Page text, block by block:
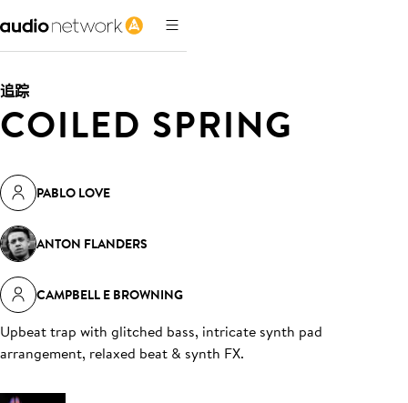
追踪
COILED SPRING
PABLO LOVE
ANTON FLANDERS
CAMPBELL E BROWNING
Upbeat trap with glitched bass, intricate synth pad
arrangement, relaxed beat & synth FX.